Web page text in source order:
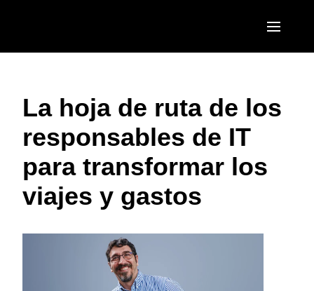
United States (English)
Canada (English)
Canada (Français)
México (Español)
EUROPE
United Kingdom (English)
France (Français)
Deutschland (Deutsch)
Nederlands (English)
Sweden (English)
ASIA PACIFIC
Singapore (English)
La hoja de ruta de los
responsables de IT
para transformar los
viajes y gastos